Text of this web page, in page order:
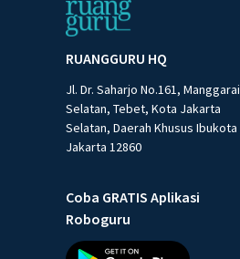
RUANGGURU HQ
Jl. Dr. Saharjo No.161, Manggarai
Selatan, Tebet, Kota Jakarta
Selatan, Daerah Khusus Ibukota
Jakarta 12860
Coba GRATIS Aplikasi
Roboguru